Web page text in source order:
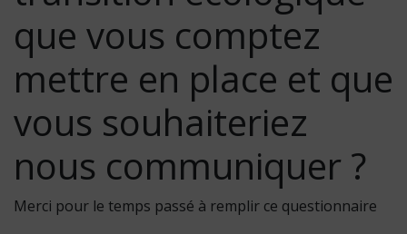
que vous comptez
mettre en place et que
vous souhaiteriez
nous communiquer ?
Merci pour le temps passé à remplir ce questionnaire